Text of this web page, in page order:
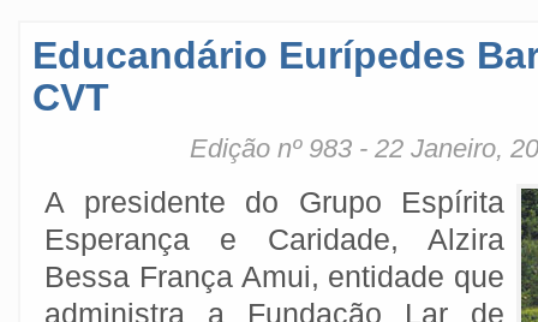
Educandário Eurípedes
CVT
Edição nº 983 - 22 Janeiro,
A presidente do Grupo Espírita
Esperança e Caridade, Alzira
Bessa França Amui, entidade que
administra a Fundação Lar de